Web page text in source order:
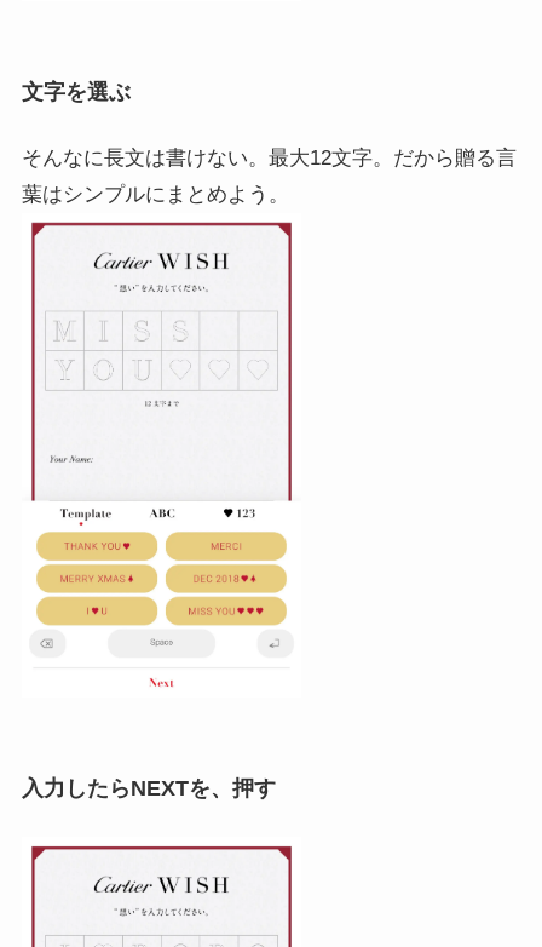
文字を選ぶ
そんなに長文は書けない。最大12文字。だから贈る言
葉はシンプルにまとめよう。
入力したらNEXTを、押す